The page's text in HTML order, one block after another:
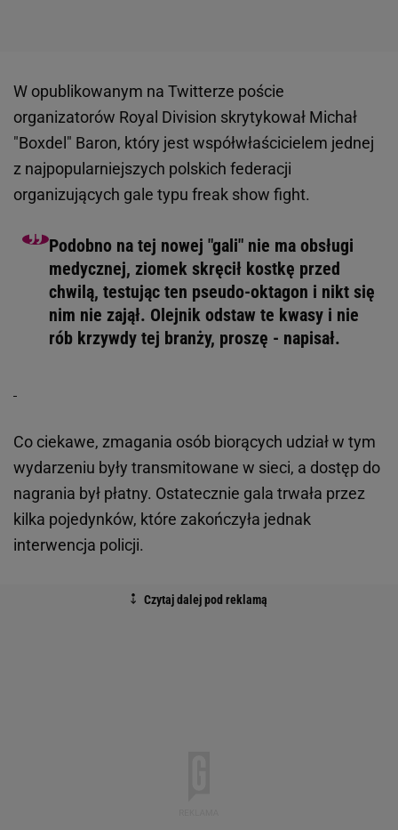
W opublikowanym na Twitterze poście
organizatorów Royal Division skrytykował Michał
"Boxdel" Baron, który jest współwłaścicielem jednej
z najpopularniejszych polskich federacji
organizujących gale typu freak show fight.
Podobno na tej nowej "gali" nie ma obsługi
medycznej, ziomek skręcił kostkę przed
chwilą, testując ten pseudo-oktagon i nikt się
nim nie zajął. Olejnik odstaw te kwasy i nie
rób krzywdy tej branży, proszę - napisał.
Co ciekawe, zmagania osób biorących udział w tym
wydarzeniu były transmitowane w sieci, a dostęp do
nagrania był płatny. Ostatecznie gala trwała przez
kilka pojedynków, które zakończyła jednak
interwencja policji.